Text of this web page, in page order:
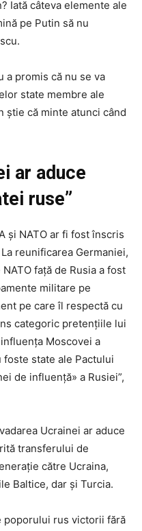
Iată câteva elemente ale
pe Putin să nu
a promis că nu se va
state membre ale
ştie că minte atunci când
ar aduce
ruse”
şi NATO ar fi fost înscris
reunificarea Germaniei,
faţă de Rusia a fost
militare pe
pe care îl respectă cu
categoric pretenţiile lui
Moscovei a
foste state ale Pactului
de influenţă» a Rusiei”,
Ucrainei ar aduce
transferului de
către Ucraina,
Baltice, dar şi Turcia.
poporului rus victorii fără